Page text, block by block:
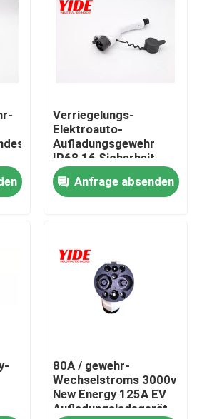
Verbindungsstück
Verriegelungs-
Elektroauto-
Aufladungsgewehr
IP68 16 Sicherheit
Amperes/32 Ampere
Anfrage absenden
80A / gewehr-
Wechselstroms 3000v
New Energy 125A EV
Aufladungsladegerät-